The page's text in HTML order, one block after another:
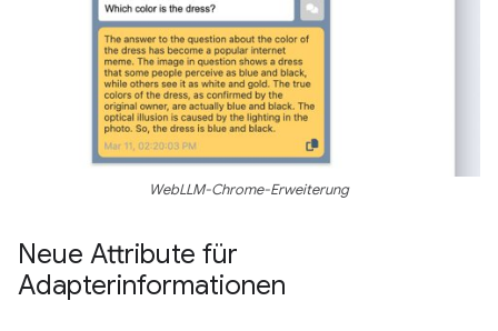
WebLLM-Chrome-Erweiterung
Neue Attribute für
Adapterinformationen